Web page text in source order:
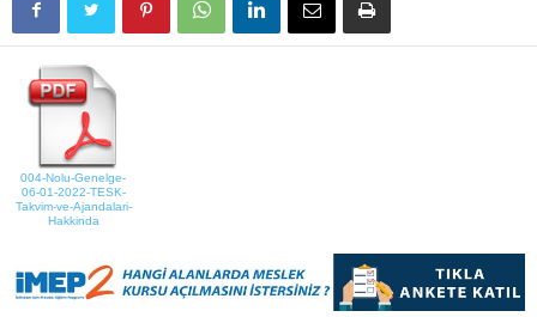
004-Nolu-Genelge-
06-01-2022-TESK-
Takvim-ve-Ajandalari-
Hakkinda